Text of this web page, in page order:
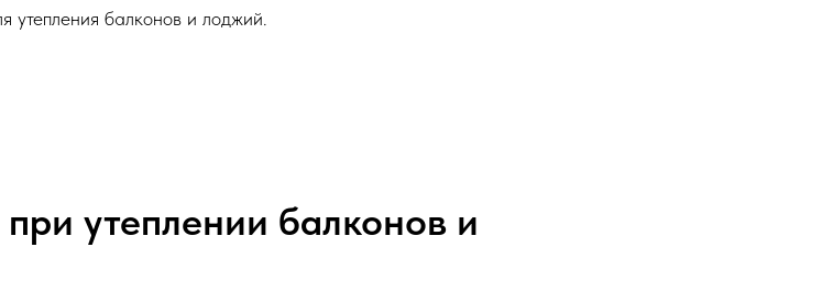
балконов и лоджий.
утеплении балконов и